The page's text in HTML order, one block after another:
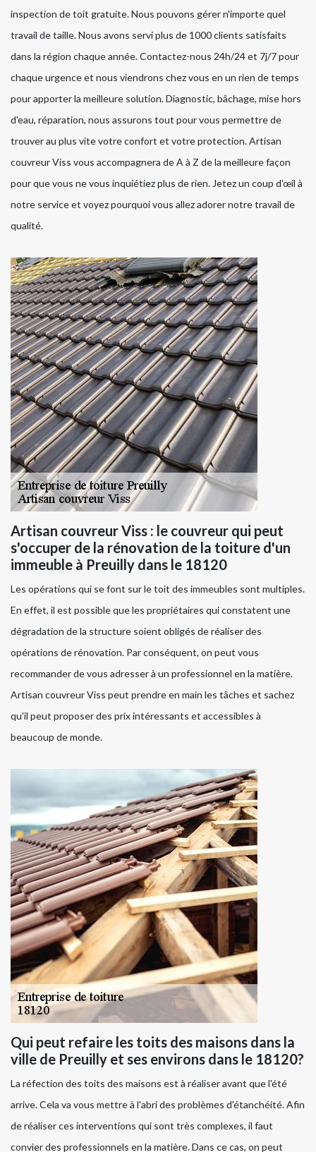
inspection de toit gratuite. Nous pouvons gérer n'importe quel
travail de taille. Nous avons servi plus de 1000 clients satisfaits
dans la région chaque année. Contactez-nous 24h/24 et 7j/7 pour
chaque urgence et nous viendrons chez vous en un rien de temps
pour apporter la meilleure solution. Diagnostic, bâchage, mise hors
d'eau, réparation, nous assurons tout pour vous permettre de
trouver au plus vite votre confort et votre protection. Artisan
couvreur Viss vous accompagnera de A à Z de la meilleure façon
pour que vous ne vous inquiétiez plus de rien. Jetez un coup d'œil à
notre service et voyez pourquoi vous allez adorer notre travail de
qualité.
Artisan couvreur Viss : le couvreur qui peut
s'occuper de la rénovation de la toiture d'un
immeuble à Preuilly dans le 18120
Les opérations qui se font sur le toit des immeubles sont multiples.
En effet, il est possible que les propriétaires qui constatent une
dégradation de la structure soient obligés de réaliser des
opérations de rénovation. Par conséquent, on peut vous
recommander de vous adresser à un professionnel en la matière.
Artisan couvreur Viss peut prendre en main les tâches et sachez
qu'il peut proposer des prix intéressants et accessibles à
beaucoup de monde.
Qui peut refaire les toits des maisons dans la
ville de Preuilly et ses environs dans le 18120?
La réfection des toits des maisons est à réaliser avant que l'été
arrive. Cela va vous mettre à l'abri des problèmes d'étanchéité. Afin
de réaliser ces interventions qui sont très complexes, il faut
convier des professionnels en la matière. Dans ce cas, on peut